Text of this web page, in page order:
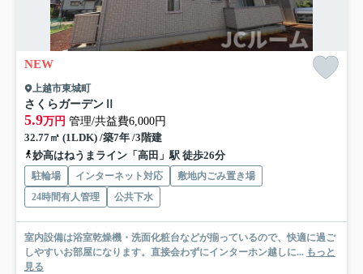
NEW
上越市東城町
さくらガーデンⅡ
5.9万円 管理/共益費6,000円
32.77㎡ (1LDK) /築7年 /3階建
妙高はねうまライン「高田」駅 徒歩26分
駐輪場 インターネット対応
敷地内ごみ置き場
24時間有人管理
公共下水
室内設備は浴室乾燥機・洗面化粧台などが揃っているので、快適に過ご
しやすいお部屋になります。直接会わずにインターホン越しに... もっと
見る